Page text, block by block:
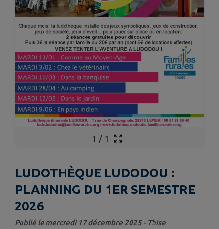
1 / 1
LUDOTHÈQUE LUDODOU :
PLANNING DU 1ER SEMESTRE
2026
Publié le mercredi 17 décembre 2025 - Thise